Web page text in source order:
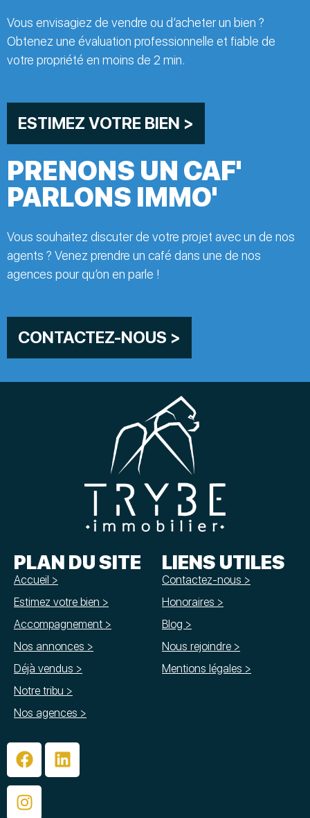
PRENONS UN CAF'
PARLONS IMMO'
Vous souhaitez discuter de votre projet avec un de nos
agents ? Venez prendre un café dans une de nos
agences pour qu’on en parle !
CONTACTEZ-NOUS >
Vous envisagiez de vendre ou d’acheter un bien ?
Obtenez une évaluation professionnelle et fiable de
votre propriété en moins de 2 min.
ESTIMEZ VOTRE BIEN >
PLAN DU SITE
Accueil >
Estimez votre bien >
Accompagnement >
Nos annonces >
Déjà vendus >
Notre tribu >
Nos agences >
LIENS UTILES
Contactez-nous >
Honoraires >
Blog >
Nous rejoindre >
Mentions légales >